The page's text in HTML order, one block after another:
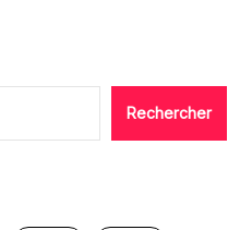
Rechercher